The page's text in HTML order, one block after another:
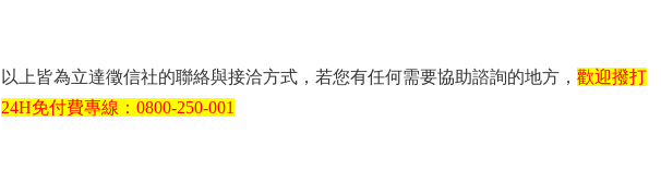
以上皆為立達徵信社的聯絡與接洽方式， 若您有任何需要協助諮詢的地方， 歡迎撥打
24H免付費專線：0800-250-001